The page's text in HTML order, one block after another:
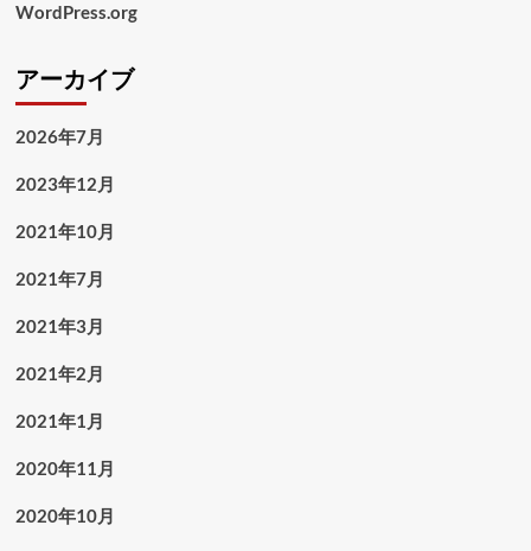
WordPress.org
アーカイブ
2026年7月
2023年12月
2021年10月
2021年7月
2021年3月
2021年2月
2021年1月
2020年11月
2020年10月